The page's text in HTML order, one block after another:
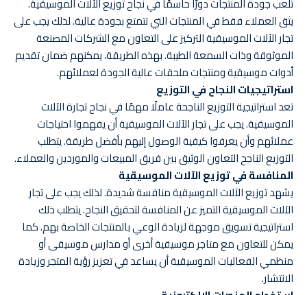
يثق العملاء فقط في المنتجات التي تتمتع بجودة عالية. لذلك يجب على
تجار الآلات الموسيقية التركيز على التعاون مع الشركات المصنعة
الموثوقة وذات السمعة الطيبة. بهذه الطريقة، يمكنهم ضمان تقديم
أدوات موسيقية ومنتجات ملحقات عالية الجودة لعملائهم.
استراتيجيات النجاح في التوزيع
تعد استراتيجية التوزيع الناجحة عاملًا مهمًا في نجاح تجارة الآلات
الموسيقية. يجب على تجار الآلات الموسيقية أن يفهموا احتياجات
عملائهم وأن يعرفوا كيفية الوصول إليهم بأفضل طريقة. يتطلب
التوزيع الناجح التعاون الوثيق بين فريق المبيعات والموردين والعملاء.
المنافسة في توزيع الآلات الموسيقية
يشهد توزيع الآلات الموسيقية منافسة شديدة. لذلك يجب على تجار
الآلات الموسيقية التميز عن المنافسة لتحقيق النجاح. يتطلب ذلك
استراتيجية تسويق موجهة لزيادة الوعي بالمنتجات الخاصة بهم. كما
يمكن للتعاون مع متاجر موسيقية أخرى أو مدارس موسيقى أو
منظمي الفعاليات الموسيقية أن يساعد في تعزيز رؤية المتجر وزيادة
الانتشار.